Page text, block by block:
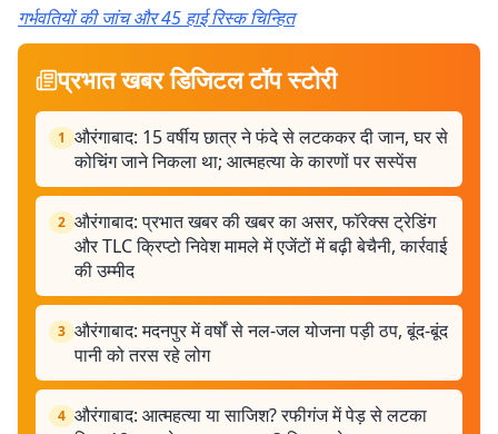
गर्भवतियों की जांच और 45 हाई रिस्क चिन्हित
प्रभात खबर डिजिटल टॉप स्टोरी
1 औरंगाबाद: 15 वर्षीय छात्र ने फंदे से लटककर दी जान, घर से
कोचिंग जाने निकला था; आत्महत्या के कारणों पर सस्पेंस
2 औरंगाबाद: प्रभात खबर की खबर का असर, फॉरेक्स ट्रेडिंग
और TLC क्रिप्टो निवेश मामले में एजेंटों में बढ़ी बेचैनी, कार्रवाई
की उम्मीद
3 औरंगाबाद: मदनपुर में वर्षों से नल-जल योजना पड़ी ठप, बूंद-बूंद
पानी को तरस रहे लोग
4 औरंगाबाद: आत्महत्या या साजिश? रफीगंज में पेड़ से लटका